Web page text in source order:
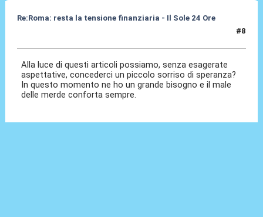
Re:Roma: resta la tensione finanziaria - Il Sole 24 Ore
#8
Alla luce di questi articoli possiamo, senza esagerate
aspettative, concederci un piccolo sorriso di speranza?
In questo momento ne ho un grande bisogno e il male
delle merde conforta sempre.